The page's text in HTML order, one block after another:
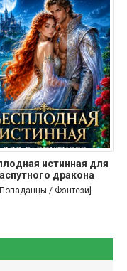
истинная для
дракона
[Попаданцы / Фэнтези]